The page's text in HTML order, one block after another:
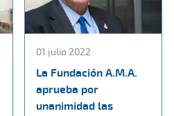
01 julio 2022
La Fundación A.M.A.
aprueba por
unanimidad las